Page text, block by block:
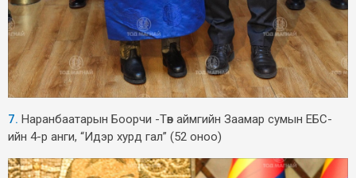
7. Наранбаатарын Боорчи -Төв аймгийн Заамар сумын ЕБС-
ийн 4-р анги, “Идэр хурд гал” (52 оноо)